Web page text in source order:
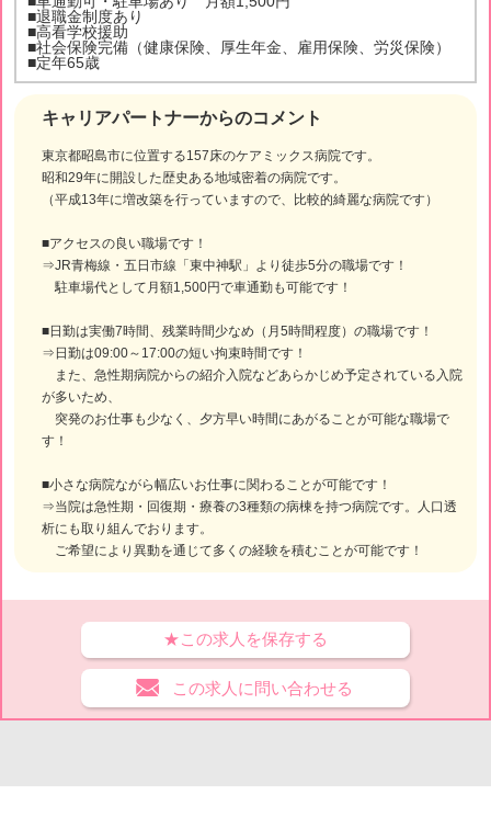
キャリアパートナーからのコメント
東京都昭島市に位置する157床のケアミックス病院です。
昭和29年に開設した歴史ある地域密着の病院です。
（平成13年に増改築を行っていますので、比較的綺麗な病院です）
■アクセスの良い職場です！
⇒JR青梅線・五日市線「東中神駅」より徒歩5分の職場です！
駐車場代として月額1,500円で車通勤も可能です！
■日勤は実働7時間、残業時間少なめ（月5時間程度）の職場です！
⇒日勤は09:00～17:00の短い拘束時間です！
また、急性期病院からの紹介入院などあらかじめ予定されている入院
が多いため、
突発のお仕事も少なく、夕方早い時間にあがることが可能な職場で
す！
■小さな病院ながら幅広いお仕事に関わることが可能です！
⇒当院は急性期・回復期・療養の3種類の病棟を持つ病院です。人口透
析にも取り組んでおります。
ご希望により異動を通じて多くの経験を積むことが可能です！
■退職金制度あり
■高看学校援助
■社会保険完備（健康保険、厚生年金、雇用保険、労災保険）
■定年65歳
★この求人を保存する
この求人に問い合わせる